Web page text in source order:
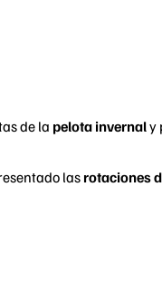
de la pelota invernaly
las rotaciones